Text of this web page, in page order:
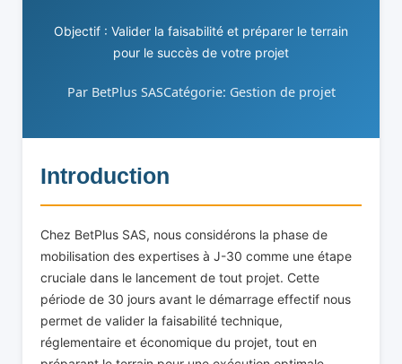
Objectif : Valider la faisabilité et préparer le terrain
pour le succès de votre projet
Par BetPlus SASCatégorie: Gestion de projet
Introduction
Chez BetPlus SAS, nous considérons la phase de
mobilisation des expertises à J-30 comme une étape
cruciale dans le lancement de tout projet. Cette
période de 30 jours avant le démarrage effectif nous
permet de valider la faisabilité technique,
réglementaire et économique du projet, tout en